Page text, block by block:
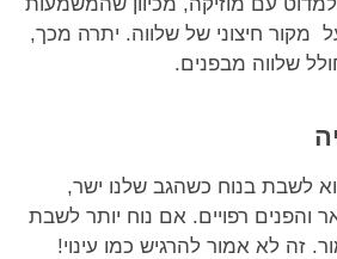
מקור חיצוני של שלווה. יתרה מכך,
שלווה מבפנים.
לשבת בנוח כשהגב שלנו ישר,
והפנים רפויים. אם נוח יותר לשבת
זה לא אמור להרגיש כמו עינוי!